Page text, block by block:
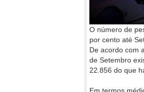
O número de
por cento até
De acordo com
de Setembro
22.856 do que
Em termos